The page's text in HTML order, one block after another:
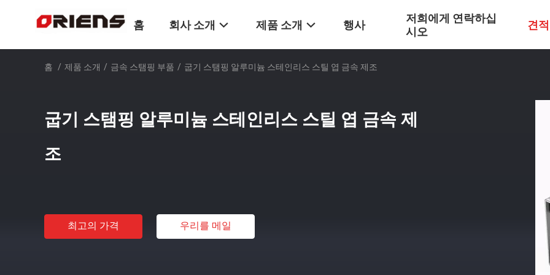
홈 회사 소개 제품 소개 행사
저희에게 연락하십
시오
견
홈 / 제품 소개 / 금속 스탬핑 부품 / 굽기 스탬핑 알루미늄 스테인리스 스틸 엽 금속 제조
굽기 스탬핑 알루미늄 스테인리스 스틸 엽 금속 제
조
최고의 가격 우리를 메일